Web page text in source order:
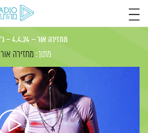
מחזירה אור – 4.4.24 – ג'יי למוטה באולפן
מתוך: מחזירה אור